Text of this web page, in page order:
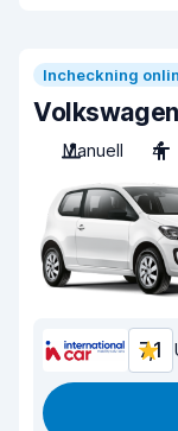
Incheckning
Manuell
4
7,1